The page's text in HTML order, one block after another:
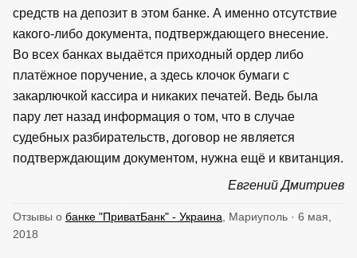
средств на депозит в этом банке. А именно отсутствие
какого-либо документа, подтверждающего внесение.
Во всех банках выдаётся приходный ордер либо
платёжное поручение, а здесь клочок бумаги с
закарлючкой кассира и никаких печатей. Ведь была
пару лет назад информация о том, что в случае
судебных разбирательств, договор не является
подтверждающим документом, нужна ещё и квитанция.
Евгений Дмитриев
Отзывы о банке "ПриватБанк" - Украина , Мариуполь · 6 мая,
2018